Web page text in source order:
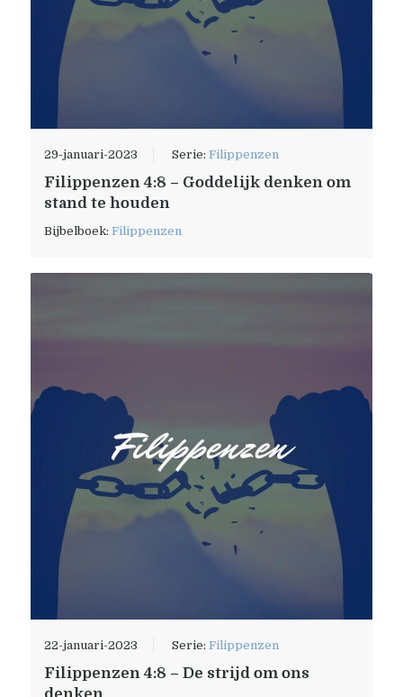
29-januari-2023 Serie:Filippenzen
Filippenzen 4:8 – Goddelijk denken om
stand te houden
Bijbelboek:Filippenzen
22-januari-2023 Serie:Filippenzen
Filippenzen 4:8 – De strijd om ons